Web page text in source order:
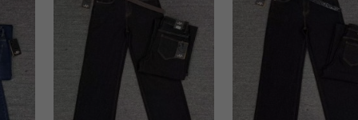
przez OMEZ
wycofanie zgody nie